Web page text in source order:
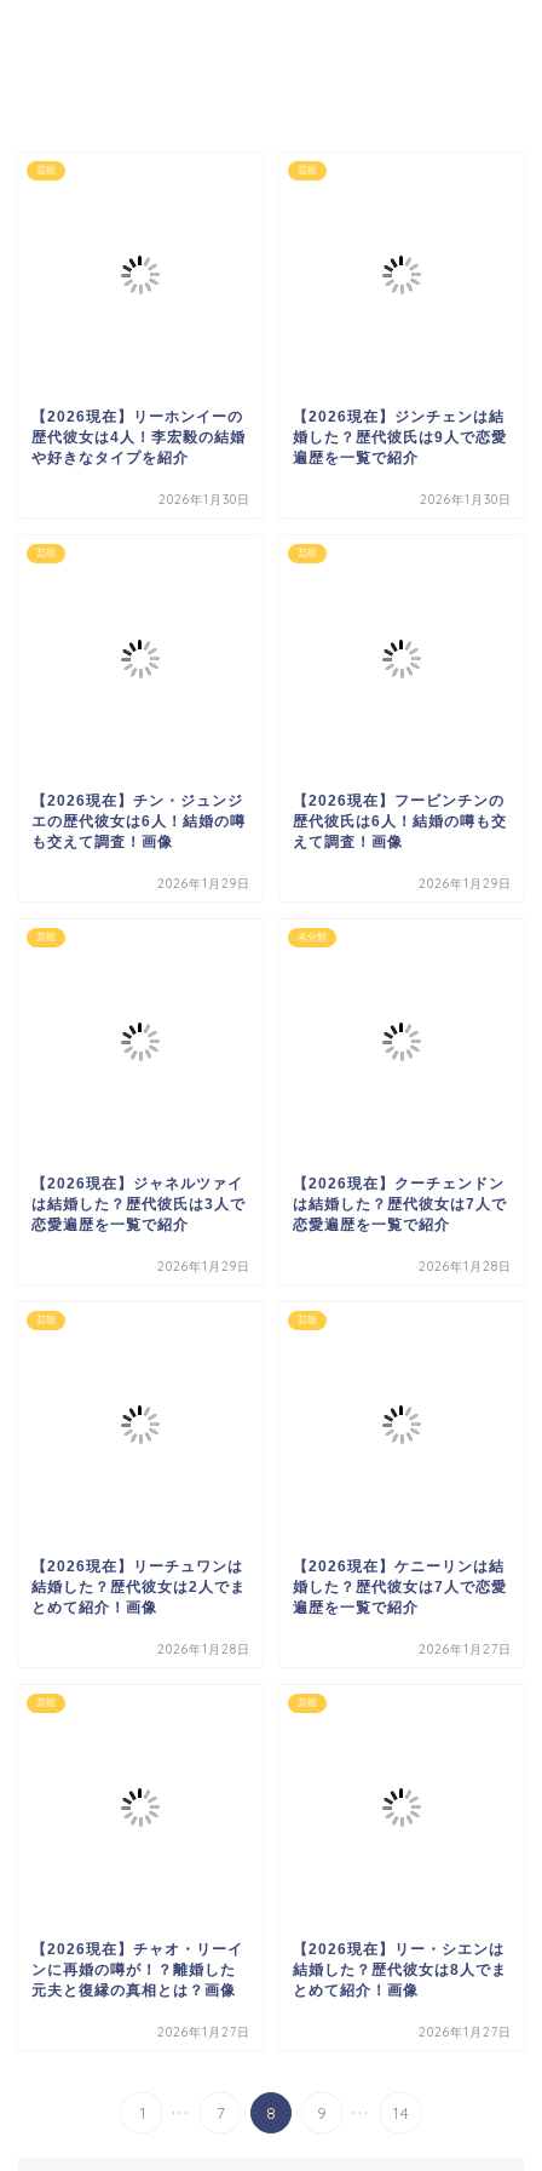
芸能
【2026現在】リーホンイーの
歴代彼女は4人！李宏毅の結婚
や好きなタイプを紹介
2026年1月30日
芸能
【2026現在】ジンチェンは結
婚した？歴代彼氏は9人で恋愛
遍歴を一覧で紹介
2026年1月30日
芸能
【2026現在】チン・ジュンジ
エの歴代彼女は6人！結婚の噂
も交えて調査！画像
2026年1月29日
芸能
【2026現在】フービンチンの
歴代彼氏は6人！結婚の噂も交
えて調査！画像
2026年1月29日
芸能
【2026現在】ジャネルツァイ
は結婚した？歴代彼氏は3人で
恋愛遍歴を一覧で紹介
2026年1月29日
未分類
【2026現在】クーチェンドン
は結婚した？歴代彼女は7人で
恋愛遍歴を一覧で紹介
2026年1月28日
芸能
【2026現在】リーチュワンは
結婚した？歴代彼女は2人でま
とめて紹介！画像
2026年1月28日
芸能
【2026現在】ケニーリンは結
婚した？歴代彼女は7人で恋愛
遍歴を一覧で紹介
2026年1月27日
芸能
【2026現在】チャオ・リーイ
ンに再婚の噂が！？離婚した
元夫と復縁の真相とは？画像
2026年1月27日
芸能
【2026現在】リー・シエンは
結婚した？歴代彼女は8人でま
とめて紹介！画像
2026年1月27日
1 ... 7 8 9 ... 14